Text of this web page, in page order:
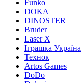
Funko
DOKA
DINOSTER
Bruder
Laser X
Іграшка Україна
Технок
Artos Games
DoDo